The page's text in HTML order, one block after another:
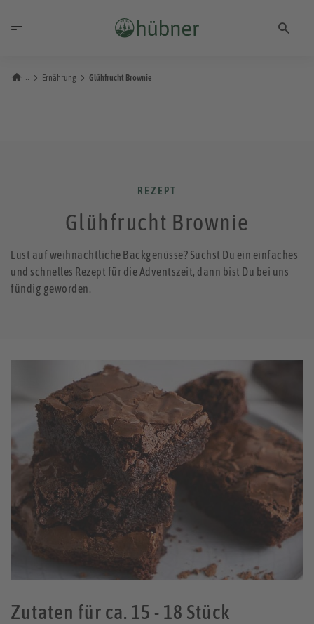
Ernährung Glühfrucht Brownie
REZEPT
Glühfrucht Brownie
Lust auf weihnachtliche Backgenüsse? Suchst Du ein einfaches
und schnelles Rezept für die Adventszeit, dann bist Du bei uns
fündig geworden.
Zutaten für ca. 15 - 18 Stück